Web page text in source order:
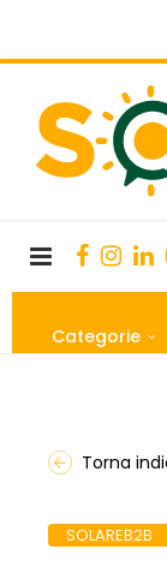
Categorie
Torna
SOLAREB2B